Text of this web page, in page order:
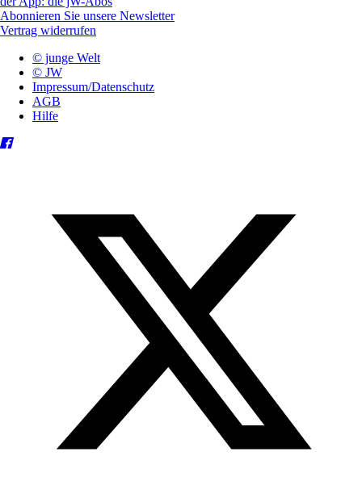
Abonnieren Sie unsere Newsletter
Vertrag widerrufen
© junge Welt
© JW
Impressum/Datenschutz
AGB
Hilfe